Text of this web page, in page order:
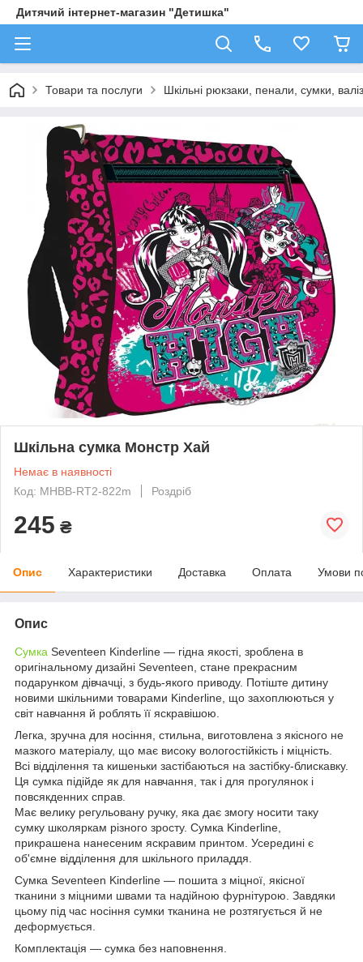
Дитячий інтернет-магазин "Детишка"
Товари та послуги Шкільні рюкзаки, пенали, сумки,
Шкільна сумка Монстр Хай
Немає в наявності
Код: MHBB-RT2-822m
Роздріб
245 ₴
Опис Характеристики Доставка Оплата Умови
Опис
Сумка Seventeen Kinderline — гідна якості, зроблена в
оригінальному дизайні Seventeen, стане прекрасним
подарунком дівчачці, з будь-якого приводу. Потіште дитину
новими шкільними товарами Kinderline, що захоплюються у
світ навчання й роблять її яскравішою.
Легка, зручна для носіння, стильна, виготовлена з якісного не
мазкого матеріалу, що має високу вологостійкість і міцність.
Всі відділення та кишеньки застібаються на застібку-блискавку.
Ця сумка підійде як для навчання, так і для прогулянок і
повсякденних справ.
Має велику регульовану ручку, яка дає змогу носити таку
сумку школяркам різного зросту. Сумка Kinderline,
прикрашена нанесеним яскравим принтом. Усередині є
об'ємне відділення для шкільного приладдя.
Сумка Seventeen Kinderline — пошита з міцної, якісної
тканини з міцними швами та надійною фурнітурою. Завдяки
цьому під час носіння сумки тканина не розтягується й не
деформується.
Комплектація — сумка без наповнення.